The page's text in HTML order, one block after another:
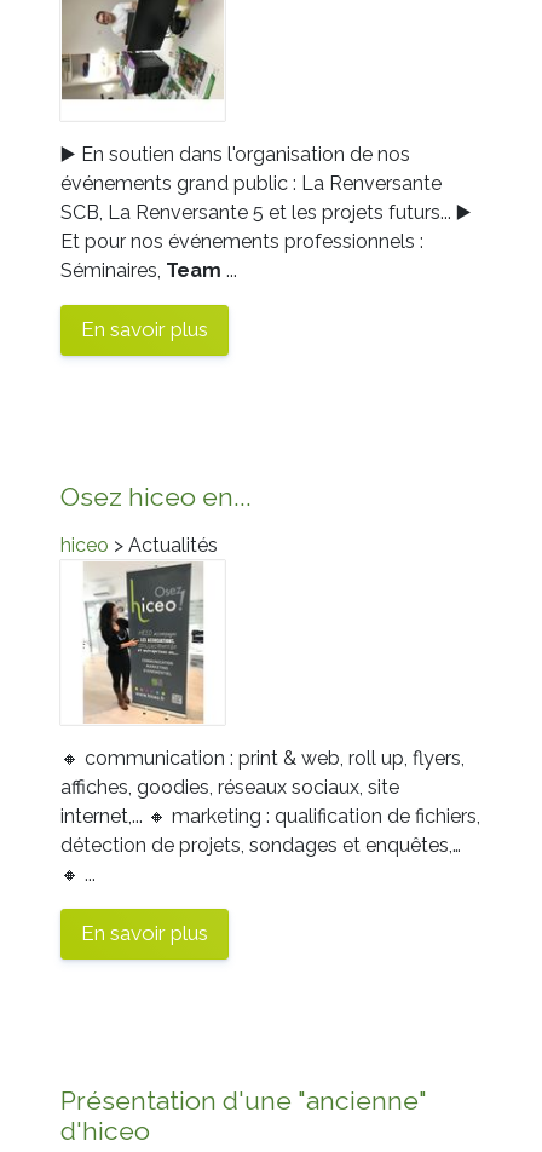
▶️ En soutien dans l'organisation de nos
événements grand public : La Renversante
SCB, La Renversante 5 et les projets futurs... ▶️
Et pour nos événements professionnels :
Séminaires, Team ...
En savoir plus
Osez hiceo en...
hiceo > Actualités
🔸 communication : print & web, roll up, flyers,
affiches, goodies, réseaux sociaux, site
internet,... 🔸 marketing : qualification de fichiers,
détection de projets, sondages et enquêtes,…
🔸 ...
En savoir plus
Présentation d'une "ancienne"
d'hiceo